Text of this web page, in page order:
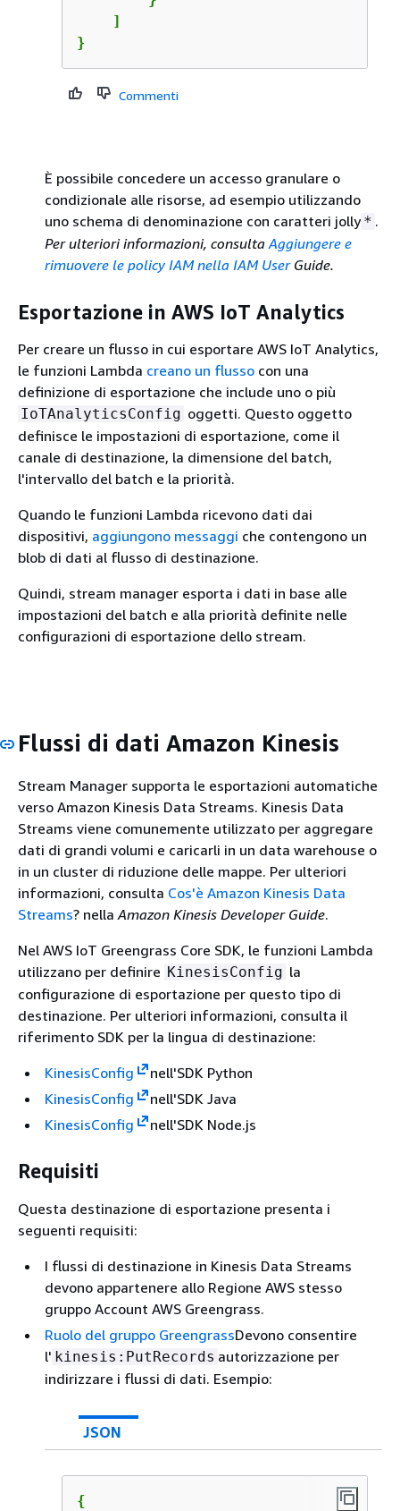
    ]
}
Commenti
È possibile concedere un accesso granulare o
condizionale alle risorse, ad esempio utilizzando
uno schema di denominazione con caratteri jolly * .
Per ulteriori informazioni, consultaAggiungere e
rimuovere le policy IAM nella IAM UserGuide.
Esportazione in AWS IoT Analytics
Per creare un flusso in cui esportare AWS IoT Analytics,
le funzioni Lambda creano un flusso con una
definizione di esportazione che include uno o più
IoTAnalyticsConfig oggetti. Questo oggetto
definisce le impostazioni di esportazione, come il
canale di destinazione, la dimensione del batch,
l'intervallo del batch e la priorità.
Quando le funzioni Lambda ricevono dati dai
dispositivi, aggiungono messaggi che contengono un
blob di dati al flusso di destinazione.
Quindi, stream manager esporta i dati in base alle
impostazioni del batch e alla priorità definite nelle
configurazioni di esportazione dello stream.
Flussi di dati Amazon Kinesis
Stream Manager supporta le esportazioni automatiche
verso Amazon Kinesis Data Streams. Kinesis Data
Streams viene comunemente utilizzato per aggregare
dati di grandi volumi e caricarli in un data warehouse o
in un cluster di riduzione delle mappe. Per ulteriori
informazioni, consulta Cos'è Amazon Kinesis Data
Streams? nella Amazon Kinesis Developer Guide.
Nel AWS IoT Greengrass Core SDK, le funzioni Lambda
utilizzano per definire KinesisConfig la
configurazione di esportazione per questo tipo di
destinazione. Per ulteriori informazioni, consulta il
riferimento SDK per la lingua di destinazione:
KinesisConfig
nell'SDK Python
KinesisConfig
nell'SDK Java
KinesisConfig
nell'SDK Node.js
Requisiti
Questa destinazione di esportazione presenta i
seguenti requisiti:
I flussi di destinazione in Kinesis Data Streams
devono appartenere allo Regione AWS stesso
gruppo Account AWS Greengrass.
Ruolo del gruppo GreengrassDevono consentire
l' kinesis:PutRecords autorizzazione per
indirizzare i flussi di dati. Esempio:
JSON
{